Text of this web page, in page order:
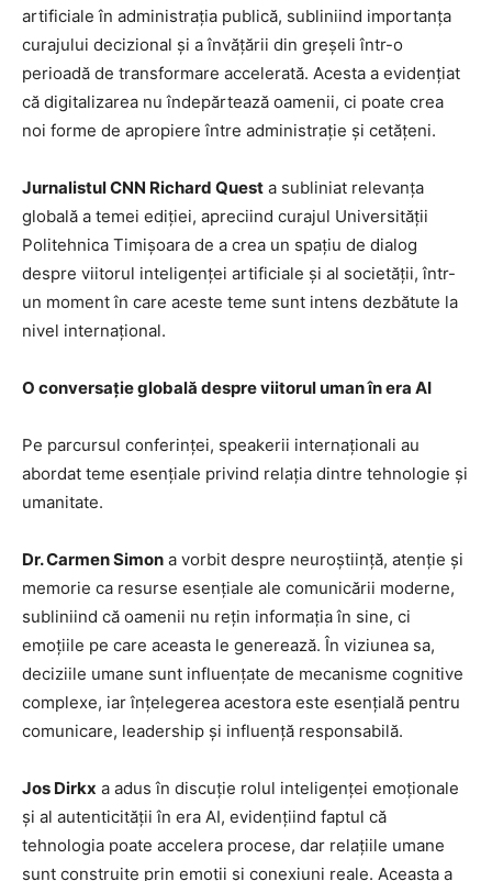
artificiale în administrația publică, subliniind importanța
curajului decizional și a învățării din greșeli într-o
perioadă de transformare accelerată. Acesta a evidențiat
că digitalizarea nu îndepărtează oamenii, ci poate crea
noi forme de apropiere între administrație și cetățeni.
Jurnalistul CNN Richard Quest a subliniat relevanța
globală a temei ediției, apreciind curajul Universității
Politehnica Timișoara de a crea un spațiu de dialog
despre viitorul inteligenței artificiale și al societății, într-
un moment în care aceste teme sunt intens dezbătute la
nivel internațional.
O conversație globală despre viitorul uman în era AI
Pe parcursul conferinței, speakerii internaționali au
abordat teme esențiale privind relația dintre tehnologie și
umanitate.
Dr. Carmen Simon a vorbit despre neuroștiință, atenție și
memorie ca resurse esențiale ale comunicării moderne,
subliniind că oamenii nu rețin informația în sine, ci
emoțiile pe care aceasta le generează. În viziunea sa,
deciziile umane sunt influențate de mecanisme cognitive
complexe, iar înțelegerea acestora este esențială pentru
comunicare, leadership și influență responsabilă.
Jos Dirkx a adus în discuție rolul inteligenței emoționale
și al autenticității în era AI, evidențiind faptul că
tehnologia poate accelera procese, dar relațiile umane
sunt construite prin emoții și conexiuni reale. Aceasta a